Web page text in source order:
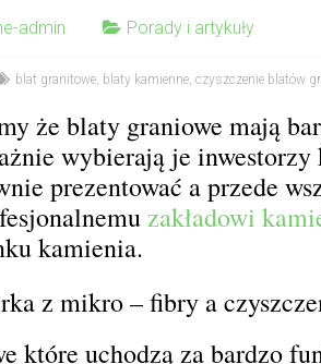
admin Porady i artykuły
blat granitowe blaty kamienne czyszczenie blatów
że blaty graniowe mają
wybierają je
prezentować a przede
zakładowi
kamienia.
z mikro – fibry a
które uchodzą za bardzo